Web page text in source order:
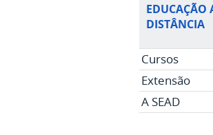
EDUCAÇÃO
DISTÂNCIA
Cursos
Extensão
A SEAD